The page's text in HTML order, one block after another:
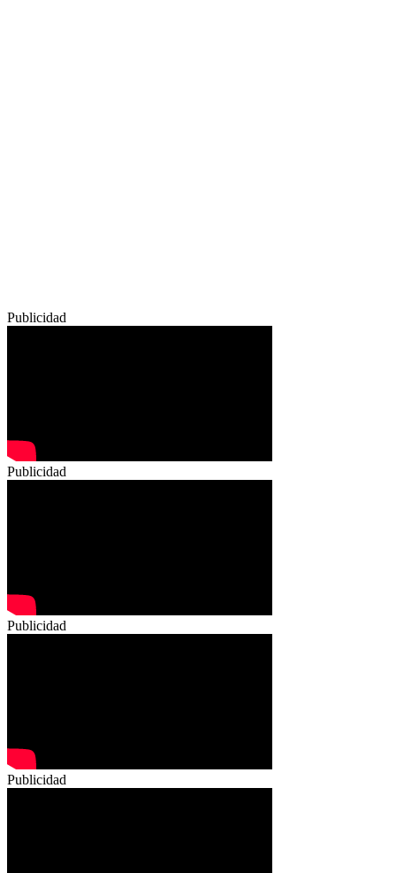
Publicidad
Publicidad
Publicidad
Publicidad